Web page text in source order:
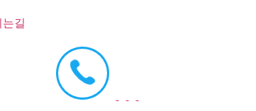
는길